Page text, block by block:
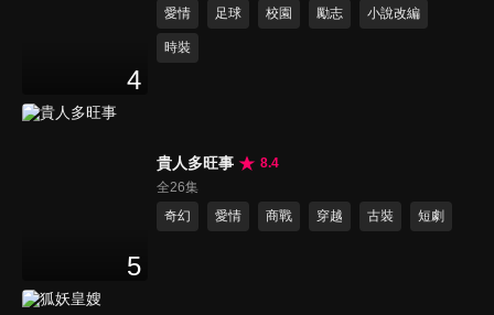
4
愛情
足球 校園 勵志 小說改編
時裝
5
貴人多旺事
8.4
全26集
奇幻
愛情 商戰 穿越 古裝 短劇